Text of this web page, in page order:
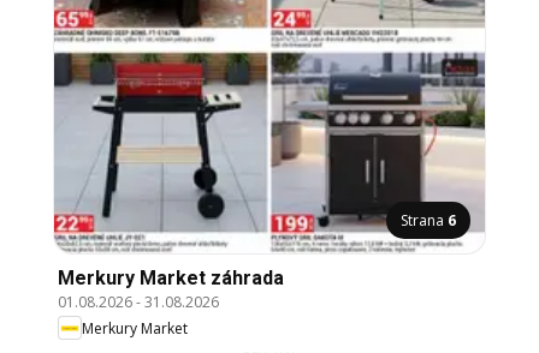
Strana 6
Merkury Market záhrada
01.08.2026-31.08.2026
Merkury Market